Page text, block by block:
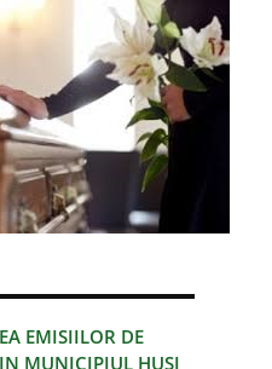
EMISIILOR DE
MUNICIPIUL HUSI